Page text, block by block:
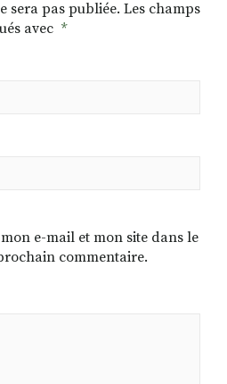
sera pas publiée. Les champs
avec *
e-mail et mon site dans le
commentaire.